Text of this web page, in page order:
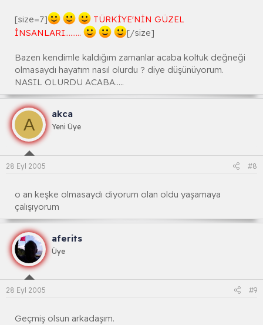
[size=7]
TÜRKİYE'NİN GÜZEL
İNSANLARI.........
[/size]
Bazen kendimle kaldığım zamanlar acaba koltuk değneği
olmasaydı hayatım nasıl olurdu ? diye düşünüyorum.
NASIL OLURDU ACABA.....
A
akca
Yeni Üye
28 Eyl 2005 #8
o an keşke olmasaydı diyorum olan oldu yaşamaya
çalışıyorum
aferits
Üye
28 Eyl 2005 #9
Geçmiş olsun arkadaşım.